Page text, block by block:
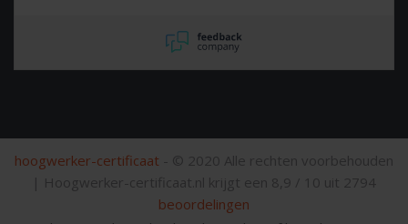
hoogwerker-certificaat - © 2020 Alle rechten voorbehouden
| Hoogwerker-certificaat.nl krijgt een 8,9 / 10 uit 2794
beoordelingen